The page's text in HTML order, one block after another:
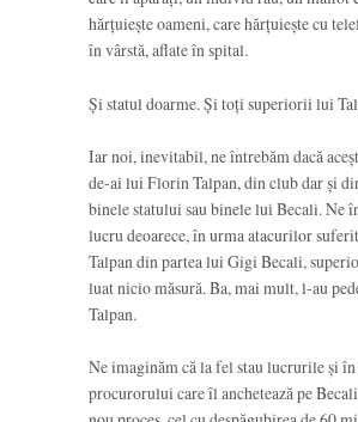
hărțuiește oameni, care hărțuiește cu
în vârstă, aflate în spital.
Și statul doarme. Și toți superiorii lui
Iar noi, inevitabil, ne întrebăm dacă
de-ai lui Florin Talpan, din club dar și
binele statului sau binele lui Becali. Ne
lucru deoarece, în urma atacurilor
Talpan din partea lui Gigi Becali,
luat nicio măsură. Ba, mai mult, l-au
Talpan.
Ne imaginăm că la fel stau lucrurile și
procurorului care îl anchetează pe